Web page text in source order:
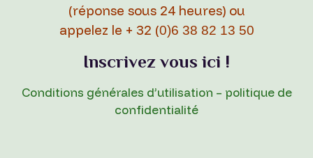
(réponse sous 24 heures) ou
appelez le + 32 (0)6 38 82 13 50
Inscrivez vous ici !
Conditions générales d’utilisation – politique de
confidentialité